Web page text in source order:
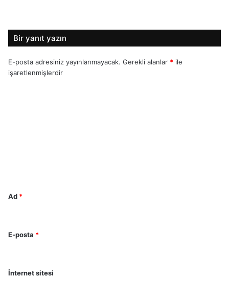
Bir yanıt yazın
E-posta adresiniz yayınlanmayacak. Gerekli alanlar * ile
işaretlenmişlerdir
Ad *
E-posta *
İnternet sitesi